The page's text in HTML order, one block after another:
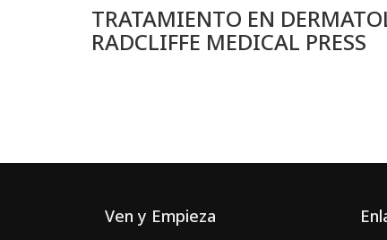
TRATAMIENTO EN
RADCLIFFE MEDICAL PRESS
Ven y Empieza